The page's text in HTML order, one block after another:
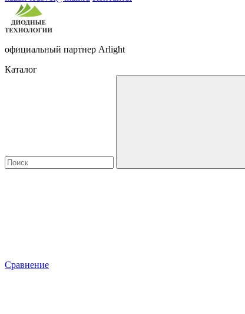
официальный партнер Arlight
Каталог
Сравнение